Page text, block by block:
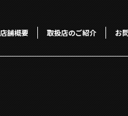
店舗概要 取扱店のご紹介 お